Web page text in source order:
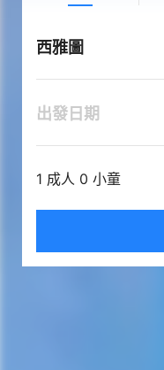
西雅圖
出發日期
1 成人 0 小童